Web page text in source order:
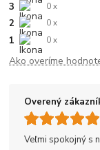
3 0 x
2 0 x
1 0 x
Ako overíme
Overený
Veľmi spokojný s